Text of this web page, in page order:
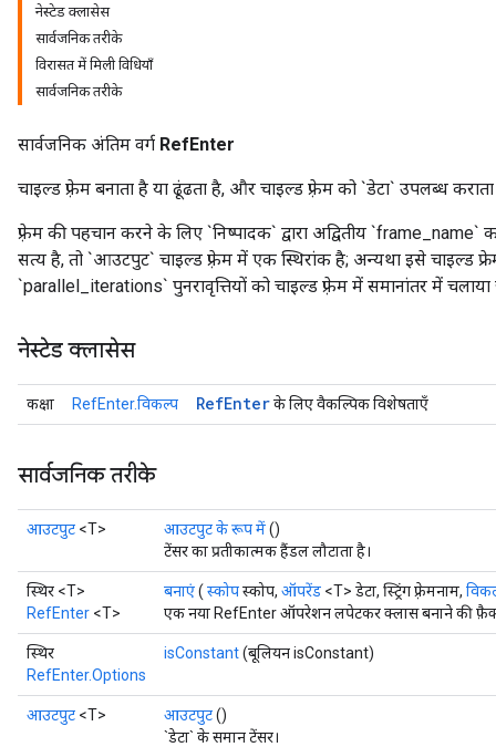
नेस्टेड क्लासेस
सार्वजनिक तरीके
विरासत में मिली विधियाँ
सार्वजनिक तरीके
सार्वजनिक अंतिम वर्ग RefEnter
चाइल्ड फ़्रेम बनाता है या ढूंढता है, और चाइल्ड फ़्रेम को `डेटा` उपलब्ध
फ़्रेम की पहचान करने के लिए `निष्पादक` द्वारा अद्वितीय
सत्य है, तो `आउटपुट` चाइल्ड फ़्रेम में एक स्थिरांक है; अन्यथा इसे चाइल्ड
`parallel_iterations` पुनरावृत्तियों को चाइल्ड फ़्रेम में समानांतर में चलाया
नेस्टेड क्लासेस
कक्षा RefEnter.विकल्प RefEnterके लिए वैकल्पिक विशेषताएँ
सार्वजनिक तरीके
आउटपुट <T> आउटपुट के रूप में()
टेंसर का प्रतीकात्मक हैंडल लौटाता है।
स्थिर <T>
RefEnter <T>
बनाएं( स्कोपस्कोप, ऑपरेंड <T> डेटा, स्ट्रिंग फ़्रेमनाम,
एक नया RefEnter ऑपरेशन लपेटकर क्लास बनाने की
स्थिर
RefEnter.Options
isConstant(बूलियन isConstant)
आउटपुट <T> आउटपुट()
`डेटा` के समान टेंसर।